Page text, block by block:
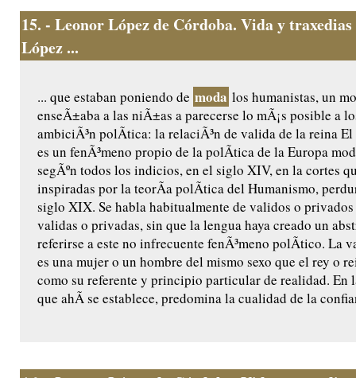
15. - Leonor López de Córdoba. Vida y
López ...
... que estaban poniendo de moda los humanistas, un
enseÃ±aba a las niÃ±as a parecerse lo mÃ¡s posible a
ambiciÃ³n polÃ­tica: la relaciÃ³n de valida de la reina
es un fenÃ³meno propio de la polÃ­tica de la Europa
segÃºn todos los indicios, en el siglo XIV, en la cortes
inspiradas por la teorÃ­a polÃ­tica del Humanismo,
siglo XIX. Se habla habitualmente de validos o privados
validas o privadas, sin que la lengua haya creado un
referirse a este no infrecuente fenÃ³meno polÃ­tico. La
es una mujer o un hombre del mismo sexo que el rey o
como su referente y principio particular de realidad. En
que ahÃ­ se establece, predomina la cualidad de la